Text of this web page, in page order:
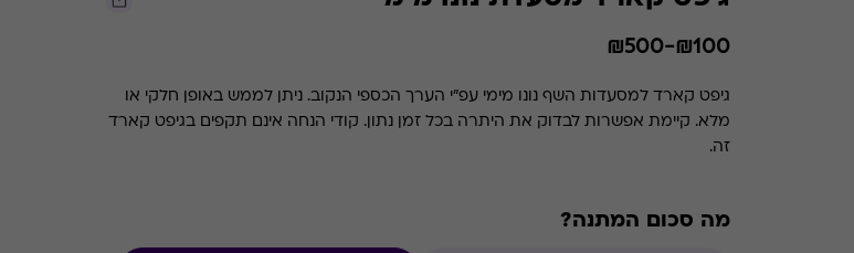
₪100-₪500
גיפט קארד למסעדות השף נונו מימי עפ"י הערך הכספי הנקוב. ניתן לממש באופן חלקי או
מלא. קיימת אפשרות לבדוק את היתרה בכל זמן נתון. קודי הנחה אינם תקפים בגיפט קארד
זה.
מה סכום המתנה?